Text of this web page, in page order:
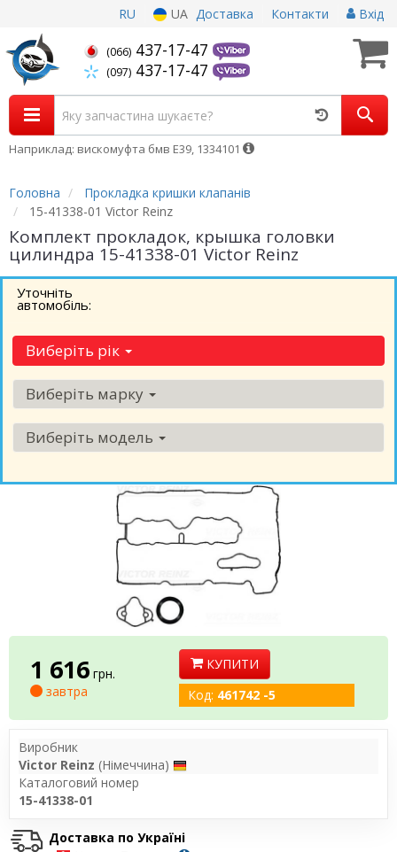
RU UA Доставка Контакти Вхід
(066) 437-17-47
(097) 437-17-47
Наприклад: вискомуфта бмв Е39, 1334101
Головна
Прокладка кришки клапанів
15-41338-01 Victor Reinz
Комплект прокладок, крышка головки
цилиндра 15-41338-01 Victor Reinz
Уточніть
автомобіль:
Виберіть рік
Виберіть марку
Виберіть модель
1 616 грн.
завтра
КУПИТИ
Код: 461742 -5
Виробник
Victor Reinz (Німеччина)
Каталоговий номер
15-41338-01
Доставка по Україні